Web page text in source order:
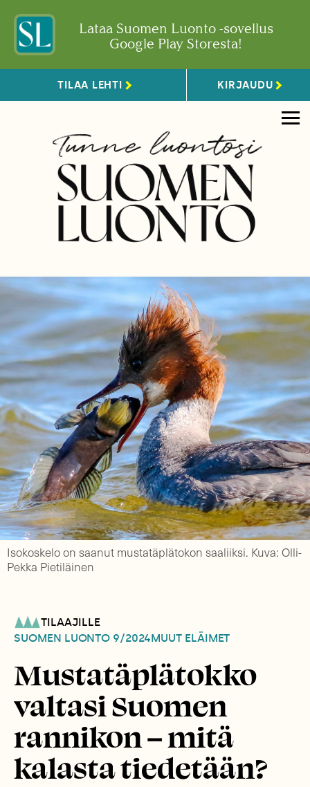
Lataa Suomen Luonto -sovellus
Google Play Storesta!
TILAA LEHTI KIRJAUDU
Isokoskelo on saanut mustatäplätokon saaliiksi. Kuva: Olli-
Pekka Pietiläinen
TILAAJILLE
SUOMEN LUONTO 9/2024MUUT ELÄIMET
Mustatäplätokko
valtasi Suomen
rannikon – mitä
kalasta tiedetään?